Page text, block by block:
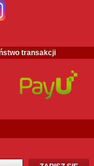
transakcji